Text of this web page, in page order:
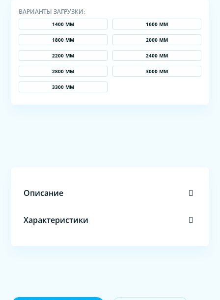
ВАРИАНТЫ ЗАГРУЗКИ:
1400 ММ 1600 ММ
1800 ММ 2000 ММ
2200 ММ 2400 ММ
2800 ММ 3000 ММ
3300 ММ
Описание
Характеристики